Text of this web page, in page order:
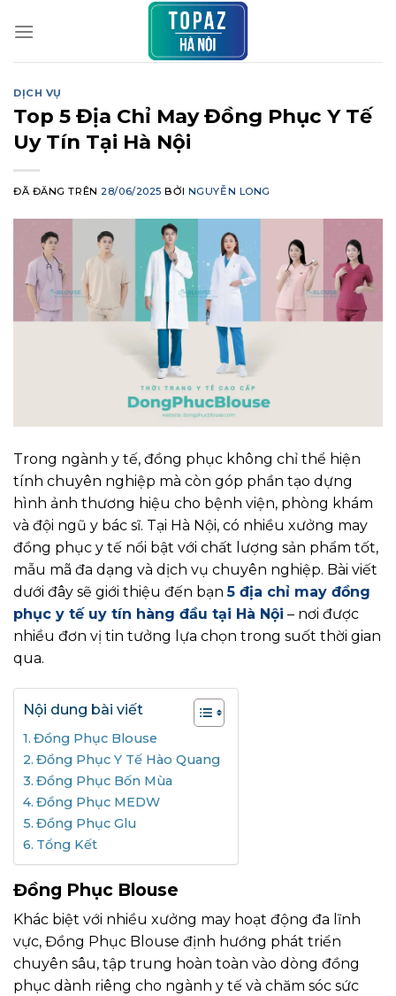
đến
DỊCH VỤ
Top 5 Địa Chỉ May Đồng Phục Y Tế
Uy Tín Tại Hà Nội
ĐÃ ĐĂNG TRÊN28/06/2025 BỞI NGUYỄN LONG
Trong ngành y tế, đồng phục không chỉ thể hiện
tính chuyên nghiệp mà còn góp phần tạo dựng
hình ảnh thương hiệu cho bệnh viện, phòng khám
và đội ngũ y bác sĩ. Tại Hà Nội, có nhiều xưởng may
đồng phục y tế nổi bật với chất lượng sản phẩm tốt,
mẫu mã đa dạng và dịch vụ chuyên nghiệp. Bài viết
dưới đây sẽ giới thiệu đến bạn5 địa chỉ may đồng
phục y tế uy tín hàng đầu tại Hà Nội – nơi được
nhiều đơn vị tin tưởng lựa chọn trong suốt thời gian
qua.
Nội dung bài viết
Đồng Phục Blouse
Đồng Phục Y Tế Hào Quang
Đồng Phục Bốn Mùa
Đồng Phục MEDW
Đồng Phục Glu
Tổng Kết
Đồng Phục Blouse
Khác biệt với nhiều xưởng may hoạt động đa lĩnh
vực, Đồng Phục Blouse định hướng phát triển
chuyên sâu, tập trung hoàn toàn vào dòng đồng
phục dành riêng cho ngành y tế và chăm sóc sức